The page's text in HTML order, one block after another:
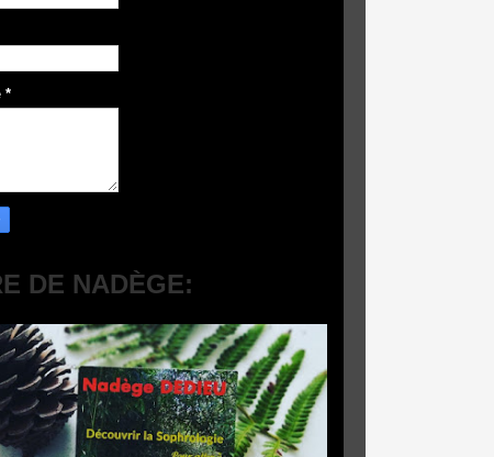
*
DE NADÈGE: